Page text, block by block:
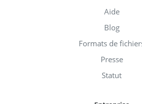
Aide
Blog
Formats de
Presse
Statut